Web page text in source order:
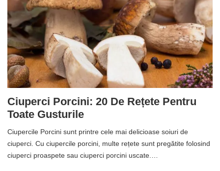
Ciuperci Porcini: 20 De Rețete Pentru
Toate Gusturile
Ciupercile Porcini sunt printre cele mai delicioase soiuri de
ciuperci. Cu ciupercile porcini, multe rețete sunt pregătite folosind
ciuperci proaspete sau ciuperci porcini uscate.…